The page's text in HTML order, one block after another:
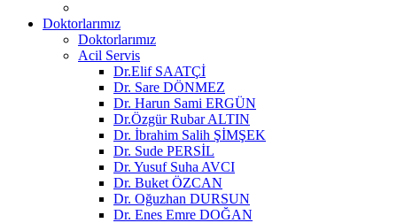
Doktorlarımız
Doktorlarımız
Acil Servis
Dr.Elif SAATÇİ
Dr. Sare DÖNMEZ
Dr. Harun Sami ERGÜN
Dr.Özgür Rubar ALTIN
Dr. İbrahim Salih ŞİMŞEK
Dr. Sude PERSİL
Dr. Yusuf Suha AVCI
Dr. Buket ÖZCAN
Dr. Oğuzhan DURSUN
Dr. Enes Emre DOĞAN